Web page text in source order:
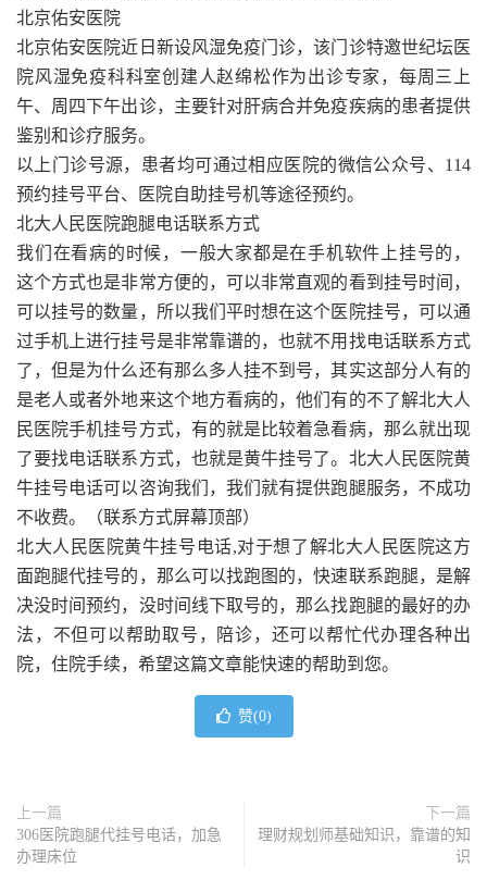
北京佑安医院
北京佑安医院近日新设风湿免疫门诊，该门诊特邀世纪坛医
院风湿免疫科科室创建人赵绵松作为出诊专家，每周三上
午、周四下午出诊，主要针对肝病合并免疫疾病的患者提供
鉴别和诊疗服务。
以上门诊号源，患者均可通过相应医院的微信公众号、114
预约挂号平台、医院自助挂号机等途径预约。
北大人民医院跑腿电话联系方式
我们在看病的时候，一般大家都是在手机软件上挂号的，
这个方式也是非常方便的，可以非常直观的看到挂号时间，
可以挂号的数量，所以我们平时想在这个医院挂号，可以通
过手机上进行挂号是非常靠谱的，也就不用找电话联系方式
了，但是为什么还有那么多人挂不到号，其实这部分人有的
是老人或者外地来这个地方看病的，他们有的不了解北大人
民医院手机挂号方式，有的就是比较着急看病，那么就出现
了要找电话联系方式，也就是黄牛挂号了。北大人民医院黄
牛挂号电话可以咨询我们，我们就有提供跑腿服务，不成功
不收费。（联系方式屏幕顶部）
北大人民医院黄牛挂号电话,对于想了解北大人民医院这方
面跑腿代挂号的，那么可以找跑图的，快速联系跑腿，是解
决没时间预约，没时间线下取号的，那么找跑腿的最好的办
法，不但可以帮助取号，陪诊，还可以帮忙代办理各种出
院，住院手续，希望这篇文章能快速的帮助到您。
赞(0)
上一篇
306医院跑腿代挂号电话，加急
办理床位
下一篇
理财规划师基础知识，靠谱的知
识